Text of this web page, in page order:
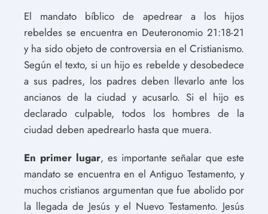
El mandato bíblico de apedrear a los hijos
rebeldes se encuentra en Deuteronomio 21:18-21
y ha sido objeto de controversia en el Cristianismo.
Según el texto, si un hijo es rebelde y desobedece
a sus padres, los padres deben llevarlo ante los
ancianos de la ciudad y acusarlo. Si el hijo es
declarado culpable, todos los hombres de la
ciudad deben apedrearlo hasta que muera.
En primer lugar, es importante señalar que este
mandato se encuentra en el Antiguo Testamento, y
muchos cristianos argumentan que fue abolido por
la llegada de Jesús y el Nuevo Testamento. Jesús